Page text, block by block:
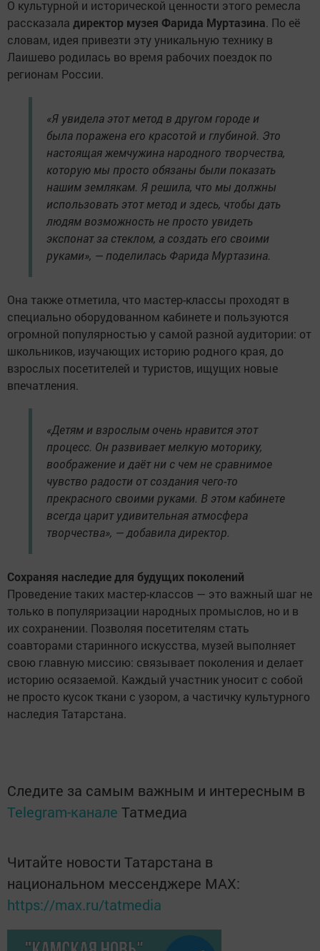
О культурной и исторической ценности этого ремесла
рассказала директор музея Фарида Муртазина. По её
словам, идея привезти эту уникальную технику в
Лаишево родилась во время рабочих поездок по
регионам России.
«Я увидела этот метод в другом городе и
была поражена его красотой и глубиной. Это
настоящая жемчужина народного творчества,
которую мы просто обязаны были показать
нашим землякам. Я решила, что мы должны
использовать этот метод и здесь, чтобы дать
людям возможность не просто увидеть
экспонат за стеклом, а создать его своими
руками», — поделилась Фарида Муртазина.
Она также отметила, что мастер-классы проходят в
специально оборудованном кабинете и пользуются
огромной популярностью у самой разной аудитории: от
школьников, изучающих историю родного края, до
взрослых посетителей и туристов, ищущих новые
впечатления.
«Детям и взрослым очень нравится этот
процесс. Он развивает мелкую моторику,
воображение и даёт ни с чем не сравнимое
чувство радости от создания чего-то
прекрасного своими руками. В этом кабинете
всегда царит удивительная атмосфера
творчества», — добавила директор.
Сохраняя наследие для будущих поколений
Проведение таких мастер-классов — это важный шаг не
только в популяризации народных промыслов, но и в
их сохранении. Позволяя посетителям стать
соавторами старинного искусства, музей выполняет
свою главную миссию: связывает поколения и делает
историю осязаемой. Каждый участник уносит с собой
не просто кусок ткани с узором, а частичку культурного
наследия Татарстана.
Следите за самым важным и интересным в
Telegram-канале Татмедиа
Читайте новости Татарстана в
национальном мессенджере MАХ:
https://max.ru/tatmedia